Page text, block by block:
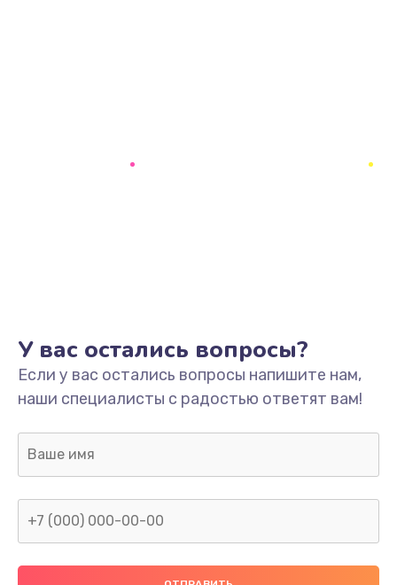
У вас остались вопросы?
Если у вас остались вопросы напишите нам,
наши специалисты с радостью ответят вам!